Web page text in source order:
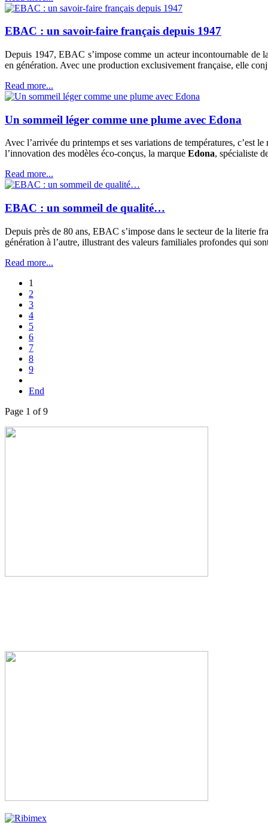
EBAC : un savoir-faire français depuis 1947
Depuis 1947, EBAC s’impose comme un acteur incontournable de
en génération. Avec une production exclusivement française, elle
Read more...
Un sommeil léger comme une plume avec Edona
Avec l’arrivée du printemps et ses variations de températures, c’est
l’innovation des modèles éco-conçus, la marque Edona, spécialiste
Read more...
EBAC : un sommeil de qualité…
Depuis près de 80 ans, EBAC s’impose dans le secteur de la literie
génération à l’autre, illustrant des valeurs familiales profondes qui
Read more...
1
2
3
4
5
6
7
8
9
End
Page 1 of 9